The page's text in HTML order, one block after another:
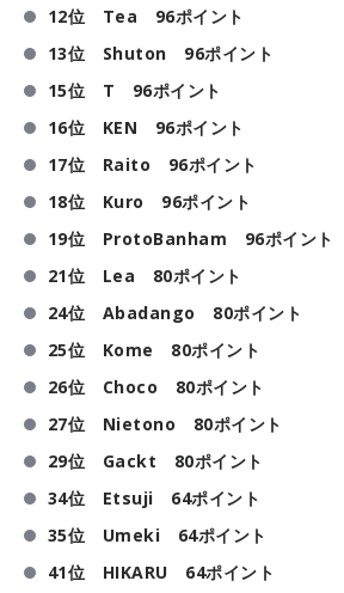
12位 Tea 96ポイント
13位 Shuton 96ポイント
15位 T 96ポイント
16位 KEN 96ポイント
17位 Raito 96ポイント
18位 Kuro 96ポイント
19位 ProtoBanham 96ポイント
21位 Lea 80ポイント
24位 Abadango 80ポイント
25位 Kome 80ポイント
26位 Choco 80ポイント
27位 Nietono 80ポイント
29位 Gackt 80ポイント
34位 Etsuji 64ポイント
35位 Umeki 64ポイント
41位 HIKARU 64ポイント